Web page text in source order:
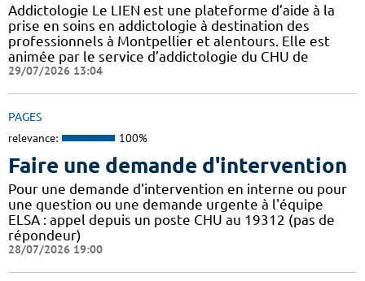
Addictologie Le LIEN est une plateforme d’aide à la
prise en soins en addictologie à destination des
professionnels à Montpellier et alentours. Elle est
animée par le service d’addictologie du CHU de
29/07/2026 13:04
PAGES
relevance: 100%
Faire une demande d'intervention
Pour une demande d'intervention en interne ou pour
une question ou une demande urgente à l'équipe
ELSA : appel depuis un poste CHU au 19312 (pas de
répondeur)
28/07/2026 19:00